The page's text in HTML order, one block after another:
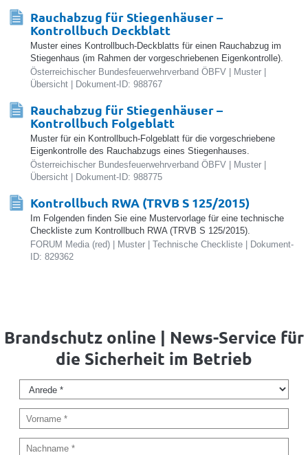
Rauchabzug für Stiegenhäuser –
Kontrollbuch Deckblatt
Muster eines Kontrollbuch-Deckblatts für einen Rauchabzug im
Stiegenhaus (im Rahmen der vorgeschriebenen Eigenkontrolle).
Österreichischer Bundesfeuerwehrverband ÖBFV | Muster |
Übersicht | Dokument-ID: 988767
Rauchabzug für Stiegenhäuser –
Kontrollbuch Folgeblatt
Muster für ein Kontrollbuch-Folgeblatt für die vorgeschriebene
Eigenkontrolle des Rauchabzugs eines Stiegenhauses.
Österreichischer Bundesfeuerwehrverband ÖBFV | Muster |
Übersicht | Dokument-ID: 988775
Kontrollbuch RWA (TRVB S 125/2015)
Im Folgenden finden Sie eine Mustervorlage für eine technische
Checkliste zum Kontrollbuch RWA (TRVB S 125/2015).
FORUM Media (red) | Muster | Technische Checkliste | Dokument-
ID: 829362
Brandschutz online | News-Service für
die Sicherheit im Betrieb